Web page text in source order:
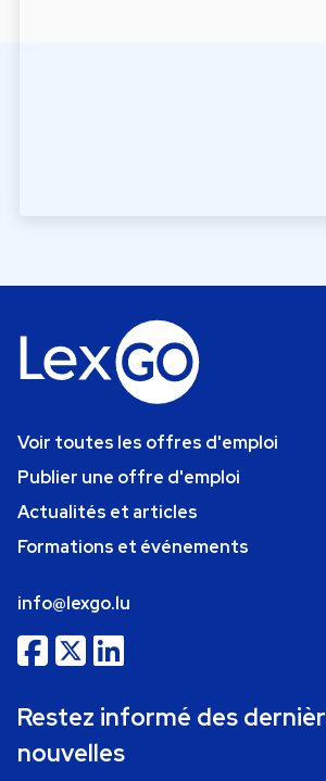
Voir toutes les offres d'emploi
Publier une offre d'emploi
Actualités et articles
Formations et événements
info@lexgo.lu
Restez informé des
nouvelles